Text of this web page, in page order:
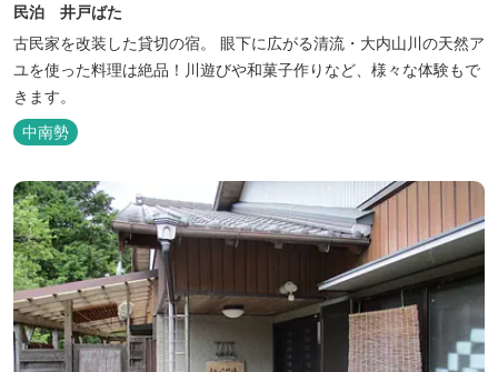
民泊 井戸ばた
古民家を改装した貸切の宿。 眼下に広がる清流・大内山川の天然ア
ユを使った料理は絶品！川遊びや和菓子作りなど、様々な体験もで
きます。
中南勢